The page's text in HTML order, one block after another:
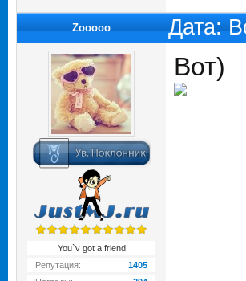
Zooooo Дата:
You`v got a friend
Репутация:
1405
Вот)